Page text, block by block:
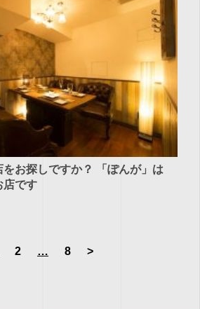
お探しですか？ 「ぽんが」は
店です
2 … 8 >